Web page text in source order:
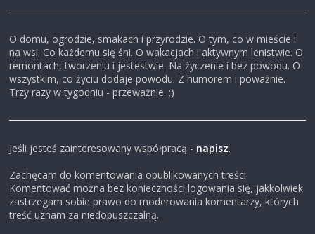
O domu, ogrodzie, smakach i przyrodzie. O tym, co w mieście i
na wsi. Co każdemu się śni. O wakacjach i aktywnym lenistwie. O
remontach, tworzeniu i jestestwie. Na życzenie i bez powodu. O
wszystkim, co życiu dodaje powodu. Z humorem i poważnie.
Trzy razy w tygodniu - przeważnie. ;)
Jeśli jesteś zainteresowany współpracą - napisz.
Zachęcam do komentowania opublikowanych treści.
Komentować można bez konieczności logowania się, jakkolwiek
zastrzegam sobie prawo do moderowania komentarzy, których
treść uznam za niedopuszczalną.